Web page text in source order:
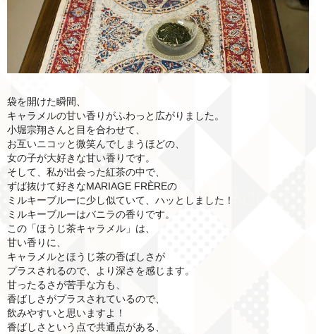
袋を開けた瞬間、
キャラメルの甘い香りがふわっと広がりました。
小堀宗翔さんと目を合わせて、
お互いニコッと微笑んでしまうほどの、
女の子が大好きな甘い香りです。
そして、私が出会った紅茶の中で、
ずば抜けて好きなMARIAGE FRÈREの
ミルキーブルーに少し似ていて、ハッとしました！
ミルキーブルーはバニラの香りです。
この「ほうじ茶キャラメル」は、
甘い香りに、
キャラメルとほうじ茶の香ばしさが
プラスされるので、より深さを感じます。
甘ったるさが苦手な方も、
香ばしさがプラスされているので、
飲みやすいと思いますよ！
香ばしさという点で共通点がある、